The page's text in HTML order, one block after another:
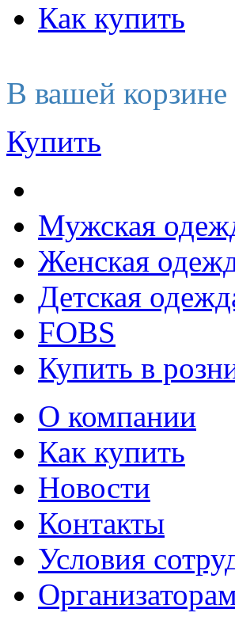
Как купить
В вашей корзине
Купить
Мужская
Женская
Детская
FOBS
Купить в
О компании
Как купить
Новости
Контакты
Условия